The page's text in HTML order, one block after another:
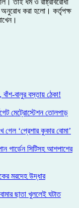
তাই ধর্ম ও রাষ্ট্রবিরোধী
করা হলো। কর্তৃপক্ষ
বালুর বস্তায় ঠেকা!
মেট্রোস্টেশন তোলপাড়
গেল ‘প্রেশার কুকার বোমা’
গার্ডেন সিটিসহ আশপাশের
মরদেহ উদ্ধার
ছাতা খুললেই ঘটাত